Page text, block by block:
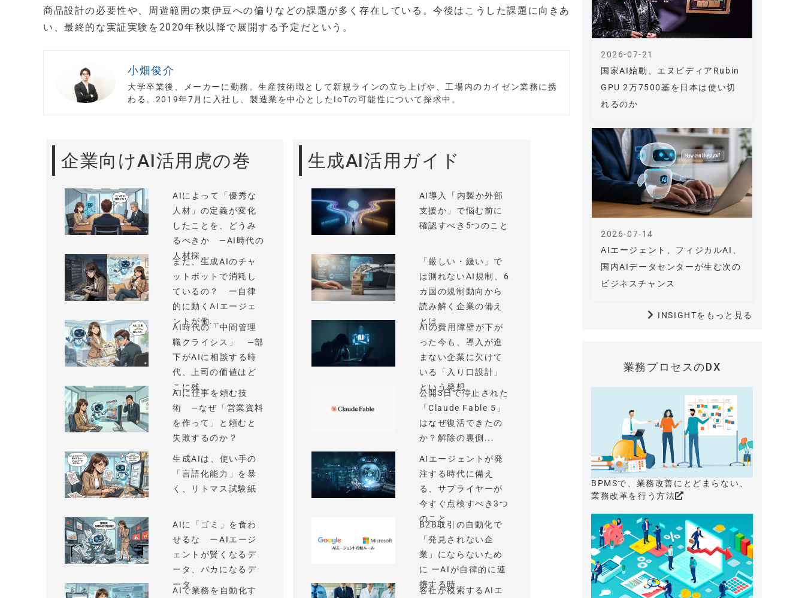
商品設計の必要性や、周遊範囲の東伊豆への偏りなどの課題が多く存在している。今後はこうした課題に向きあ
い、最終的な実証実験を2020年秋以降で展開する予定だという。
小畑俊介
大学卒業後、メーカーに勤務。生産技術職として新規ラインの立ち上げや、工場内のカイゼン業務に携
わる。2019年7月に入社し、製造業を中心としたIoTの可能性について探求中。
企業向けAI活用虎の巻
AIによって「優秀な
人材」の定義が変化
したことを、どうみ
るべきか —AI時代の
人材採...
まだ、生成AIのチャ
ットボットで消耗し
ているの？ ー自律
的に動くAIエージェ
ントが働...
AI時代の「中間管理
職クライシス」 —部
下がAIに相談する時
代、上司の価値はど
こに残...
AIに仕事を頼む技
術 —なぜ「営業資料
を作って」と頼むと
失敗するのか？
生成AIは、使い手の
「言語化能力」を暴
く、リトマス試験紙
AIに「ゴミ」を食わ
せるな ーAIエージ
ェントが賢くなるデ
ータ、バカになるデ
ータ
AIで業務を自動化す
生成AI活用ガイド
AI導入「内製か外部
支援か」で悩む前に
確認すべき5つのこと
「厳しい・緩い」で
は測れないAI規制、6
カ国の規制動向から
読み解く企業の備え
とは
AIの費用障壁が下が
った今も、導入が進
まない企業に欠けて
いる「入り口設計」
という発想
公開3日で停止された
「Claude Fable 5」
はなぜ復活できたの
か？解除の裏側...
AIエージェントが発
注する時代に備え
る、サプライヤーが
今すぐ点検すべき3つ
のこと
B2B取引の自動化で
「発見されない企
業」にならないため
に ーAIが自律的に連
携する時...
各社が模索するAIエ
国家AI始動、エヌビディアRubin
GPU 2万7500基を日本は使い切
れるのか
2026-07-21
AIエージェント、フィジカルAI、
国内AIデータセンターが生む次の
ビジネスチャンス
2026-07-14
INSIGHTをもっと見る
業務プロセスのDX
BPMSで、業務改善にとどまらない、
業務改革を行う方法